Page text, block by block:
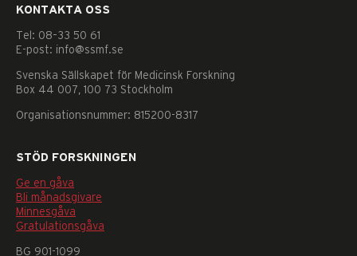
KONTAKTA OSS
Tel: 08–33 50 61
E-post: info@ssmf.se
Svenska Sällskapet för Medicinsk Forskning
Box 44 007, 100 73 Stockholm
Organisationsnummer: 815200-8317
STÖD FORSKNINGEN
Ge en gåva
Bli månadsgivare
Minnesgåva
Gratulationsgåva
BG 901-1099
Nödvändiga